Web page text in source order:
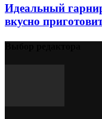
Идеальный
вкусно